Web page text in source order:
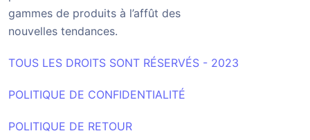
gammes de produits à l’affût des
nouvelles tendances.
TOUS LES DROITS SONT RÉSERVÉS - 2023
POLITIQUE DE CONFIDENTIALITÉ
POLITIQUE DE RETOUR